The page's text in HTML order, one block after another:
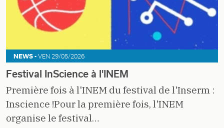
NEWS - VEN 29/05/2026
Festival InScience à l'INEM
Première fois à l'INEM du festival de l'Inserm :
Inscience !Pour la première fois, l'INEM
organise le festival…